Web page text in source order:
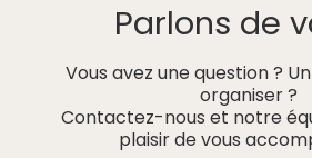
Parlons de
Vous avez une question ?
organiser ?
Contactez-nous et notre
plaisir de vous